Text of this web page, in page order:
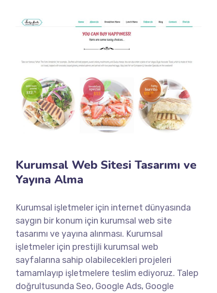
Kurumsal Web Sitesi Tasarımı ve
Yayına Alma
Kurumsal işletmeler için internet dünyasında
saygın bir konum için kurumsal web site
tasarımı ve yayına alınması. Kurumsal
işletmeler için prestijli kurumsal web
sayfalarına sahip olabilecekleri projeleri
tamamlayıp işletmelere teslim ediyoruz. Talep
doğrultusunda Seo, Google Ads, Google